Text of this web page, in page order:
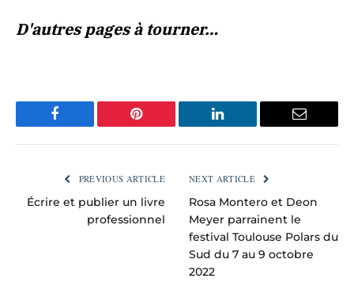
D'autres pages à tourner…
Facebook Pinterest LinkedIn Email
PREVIOUS ARTICLE
Écrire et publier un livre
professionnel
NEXT ARTICLE
Rosa Montero et Deon
Meyer parrainent le
festival Toulouse Polars du
Sud du 7 au 9 octobre
2022